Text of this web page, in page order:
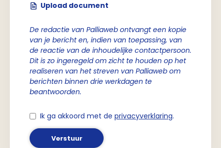
Upload document
De redactie van Palliaweb ontvangt een kopie
van je bericht en, indien van toepassing, van
de reactie van de inhoudelijke contactpersoon.
Dit is zo ingeregeld om zicht te houden op het
realiseren van het streven van Palliaweb om
berichten binnen drie werkdagen te
beantwoorden.
Ik ga akkoord met de privacyverklaring.
Verstuur